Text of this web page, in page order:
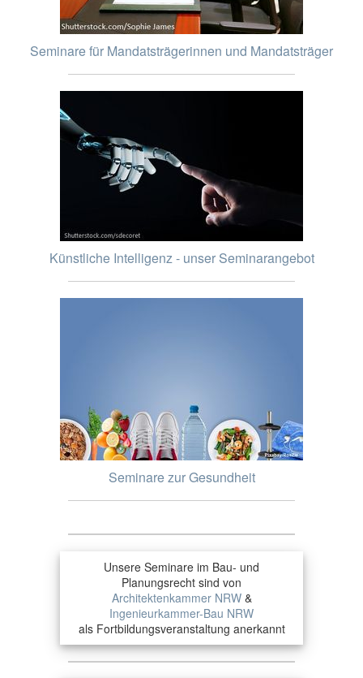
Seminare für Mandatsträgerinnen und Mandatsträger
Künstliche Intelligenz - unser Seminarangebot
Seminare zur Gesundheit
Unsere Seminare im Bau- und
Planungsrecht sind von
Architektenkammer NRW&
Ingenieurkammer-Bau NRW
als Fortbildungsveranstaltung anerkannt